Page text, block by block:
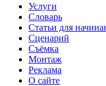
Услуги
Словарь
Статьи для
Сценарий
Съёмка
Монтаж
Реклама
О сайте